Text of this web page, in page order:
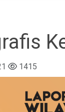
1415